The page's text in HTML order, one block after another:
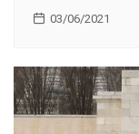
03/06/2021